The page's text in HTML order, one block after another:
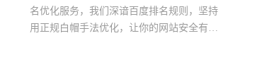
名优化服务，我们深谙百度排名规则，坚持
用正规白帽手法优化，让你的网站安全有保